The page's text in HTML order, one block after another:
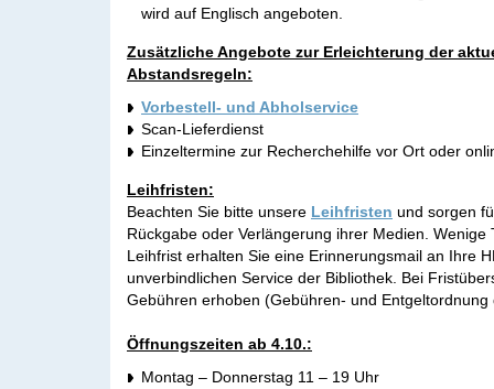
wird auf Englisch angeboten.
Zusätzliche Angebote zur Erleichterung der
Abstandsregeln:
Vorbestell- und Abholservice
Scan-Lieferdienst
Einzeltermine zur Recherchehilfe vor Ort oder
Leihfristen:
Beachten Sie bitte unsere Leihfristen und sorgen
Rückgabe oder Verlängerung ihrer Medien. Wenige
Leihfrist erhalten Sie eine Erinnerungsmail an Ihre
unverbindlichen Service der Bibliothek. Bei
Gebühren erhoben (Gebühren- und Entgeltordnung
Öffnungszeiten ab 4.10.:
Montag – Donnerstag 11 – 19 Uhr